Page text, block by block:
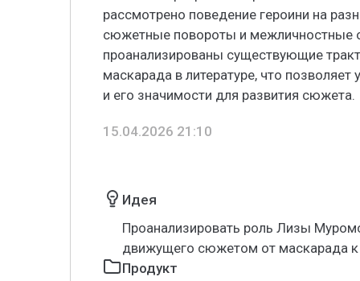
рассмотрено поведение героини на
сюжетные повороты и межличностные
проанализированы существующие
маскарада в литературе, что
и его значимости для развития сюжета.
15.04.2026 21:10
Идея
Проанализировать роль Лизы
движущего сюжетом от маскарада к
Продукт